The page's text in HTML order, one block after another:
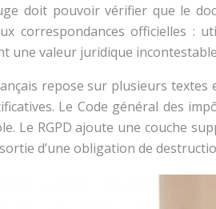
doit pouvoir vérifier que le
correspondances officielles :
une valeur juridique
repose sur plusieurs textes
Le Code général des
Le RGPD ajoute une couche
d’une obligation de